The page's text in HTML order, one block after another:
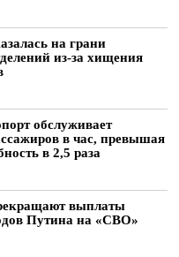
на грани
из-за хищения
обслуживает
в час, превышая
в 2,5 раза
выплаты
Путина на «СВО»